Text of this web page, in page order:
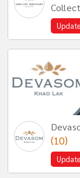
Update
(10)
Update